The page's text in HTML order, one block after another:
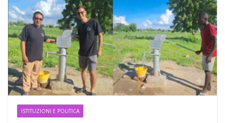
ISTITUZIONI E POLITICA